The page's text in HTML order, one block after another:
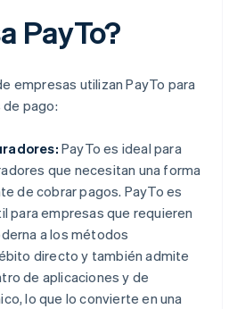
PayTo?
empresas utilizan PayTo para
pago:
PayTo es ideal para
que necesitan una forma
de cobrar pagos. PayTo es
para empresas que requieren
a los métodos
directo y también admite
de aplicaciones y de
lo que lo convierte en una